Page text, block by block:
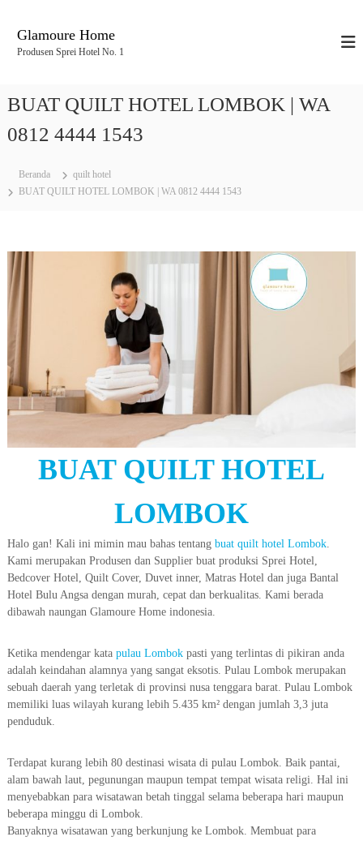
Glamoure Home
Produsen Sprei Hotel No. 1
BUAT QUILT HOTEL LOMBOK | WA
0812 4444 1543
Beranda
quilt hotel
BUAT QUILT HOTEL LOMBOK | WA 0812 4444 1543
BUAT QUILT HOTEL
LOMBOK
Halo gan! Kali ini mimin mau bahas tentang buat quilt hotel Lombok.
Kami merupakan Produsen dan Supplier buat produksi Sprei Hotel,
Bedcover Hotel, Quilt Cover, Duvet inner, Matras Hotel dan juga Bantal
Hotel Bulu Angsa dengan murah, cepat dan berkualitas. Kami berada
dibawah naungan Glamoure Home indonesia.
Ketika mendengar kata pulau Lombokpasti yang terlintas di pikiran anda
adalah keindahan alamnya yang sangat eksotis. Pulau Lombok merupakan
sebuah daerah yang terletak di provinsi nusa tenggara barat. Pulau Lombok
memiliki luas wilayah kurang lebih 5.435 km² dengan jumlah 3,3 juta
penduduk.
Terdapat kurang lebih 80 destinasi wisata di pulau Lombok. Baik pantai,
alam bawah laut, pegunungan maupun tempat tempat wisata religi. Hal ini
menyebabkan para wisatawan betah tinggal selama beberapa hari maupun
beberapa minggu di Lombok.
Banyaknya wisatawan yang berkunjung ke Lombok. Membuat para